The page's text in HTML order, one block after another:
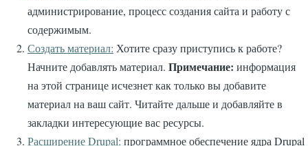
администрирование, процесс создания сайта и работу с
содержимым.
Создать материал: Хотите сразу приступись к работе?
Начните добавлять материал. Примечание: информация
на этой странице исчезнет как только вы добавите
материал на ваш сайт. Читайте дальше и добавляйте в
закладки интересующие вас ресурсы.
Расширение Drupal: программное обеспечение ядра Drupal